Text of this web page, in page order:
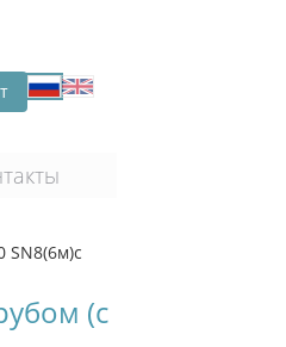
SN8(6м)с
(с